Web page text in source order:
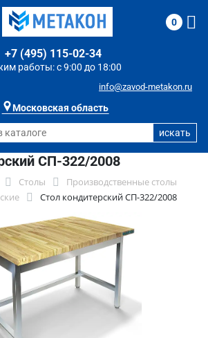
Московская область
работы: с 9:00 до 18:00
+7 (495) 115-02-34
info@zavod-metakon.ru
0
СП-322/2008
Столы
Производственные столы
Стол кондитерский СП-322/2008